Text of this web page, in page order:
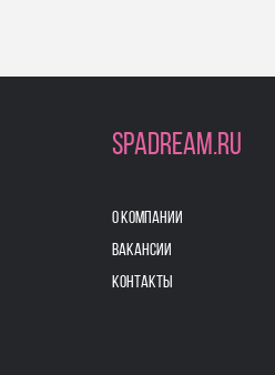
SPADREAM.RU
О КОМПАНИИ
ВАКАНСИИ
КОНТАКТЫ